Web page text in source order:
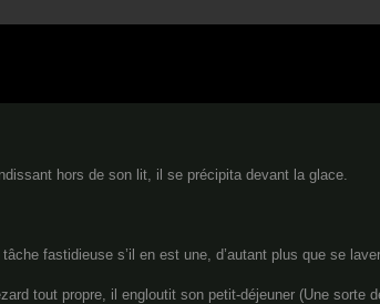
hors de son lit, il se précipita devant la glace.
fastidieuse s’il en est une, d’autant plus que se
tout propre, il engloutit son petit-déjeuner (Une sorte